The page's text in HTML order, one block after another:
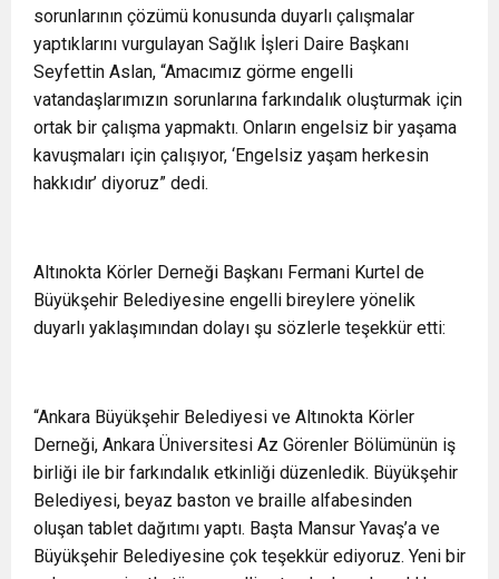
sorunlarının çözümü konusunda duyarlı çalışmalar
yaptıklarını vurgulayan Sağlık İşleri Daire Başkanı
Seyfettin Aslan, “Amacımız görme engelli
vatandaşlarımızın sorunlarına farkındalık oluşturmak için
ortak bir çalışma yapmaktı. Onların engelsiz bir yaşama
kavuşmaları için çalışıyor, ‘Engelsiz yaşam herkesin
hakkıdır’ diyoruz” dedi.
Altınokta Körler Derneği Başkanı Fermani Kurtel de
Büyükşehir Belediyesine engelli bireylere yönelik
duyarlı yaklaşımından dolayı şu sözlerle teşekkür etti:
“Ankara Büyükşehir Belediyesi ve Altınokta Körler
Derneği, Ankara Üniversitesi Az Görenler Bölümünün iş
birliği ile bir farkındalık etkinliği düzenledik. Büyükşehir
Belediyesi, beyaz baston ve braille alfabesinden
oluşan tablet dağıtımı yaptı. Başta Mansur Yavaş’a ve
Büyükşehir Belediyesine çok teşekkür ediyoruz. Yeni bir